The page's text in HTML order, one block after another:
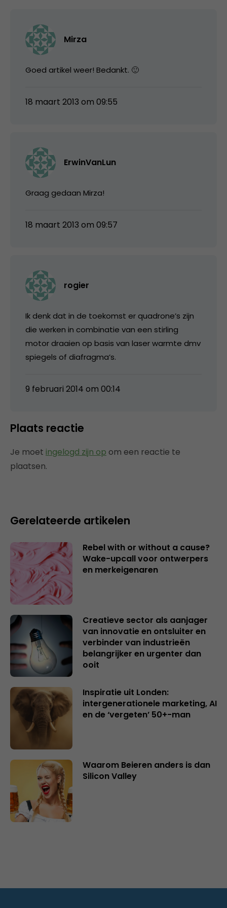
Mirza
Goed artikel weer! Bedankt. 🙂
18 maart 2013 om 09:55
ErwinVanLun
Graag gedaan Mirza!
18 maart 2013 om 09:57
rogier
Ik denk dat in de toekomst er quadrone’s zijn
die werken in combinatie van een stirling
motor draaien op basis van laser warmte dmv
spiegels of diafragma’s.
9 februari 2014 om 00:14
Plaats reactie
Je moet ingelogd zijn op om een reactie te
plaatsen.
Gerelateerde artikelen
Rebel with or without a cause?
Wake-upcall voor ontwerpers
en merkeigenaren
Creatieve sector als aanjager
van innovatie en ontsluiter en
verbinder van industrieën
belangrijker en urgenter dan
ooit
Inspiratie uit Londen:
intergenerationele marketing, AI
en de ‘vergeten’ 50+-man
Waarom Beieren anders is dan
Silicon Valley